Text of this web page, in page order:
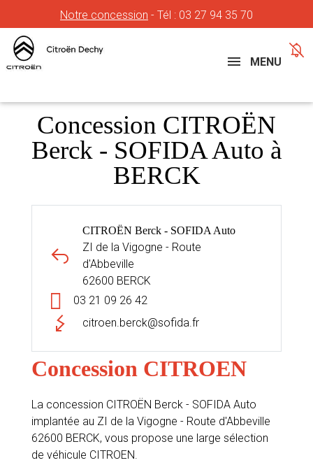
Notre concession - Tél : 03 27 94 35 70
Concessions
MENU
Concession CITROËN
Berck - SOFIDA Auto à
BERCK
CITROËN Berck - SOFIDA Auto
ZI de la Vigogne - Route
d'Abbeville
62600 BERCK
03 21 09 26 42
citroen.berck@sofida.fr
Concession CITROEN
La concession CITROËN Berck - SOFIDA Auto
implantée au ZI de la Vigogne - Route d'Abbeville
62600 BERCK, vous propose une large sélection
de véhicule CITROEN.